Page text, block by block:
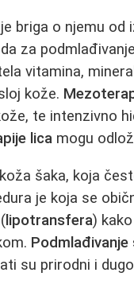
briga o njemu od
za
vitamina,
kože.
te intenzivno
lica mogu
šaka, koja
je koja se
lipotransfera)
Podmlađivanje
su prirodni i